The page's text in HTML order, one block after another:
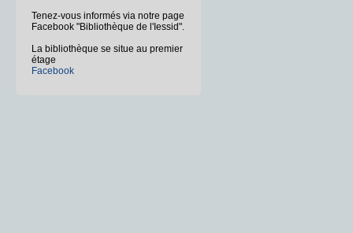
Tenez-vous informés via notre page
Facebook "Bibliothèque de l'Iessid".
La bibliothèque se situe au premier
étage
Facebook